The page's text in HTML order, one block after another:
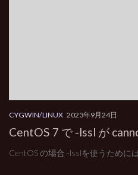
CYGWIN/LINUX 2023年9月24日
CentOS 7 で -lssl が
CentOS の場合 -lsslを使うためには